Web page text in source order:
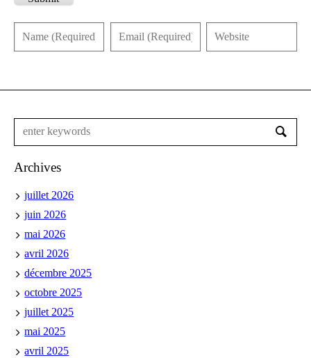
Archives
juillet 2026
juin 2026
mai 2026
avril 2026
décembre 2025
octobre 2025
juillet 2025
mai 2025
avril 2025